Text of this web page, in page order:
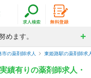
めます。
市の薬剤師求人 東姫路駅の薬剤師求
績有りの薬剤師求人・